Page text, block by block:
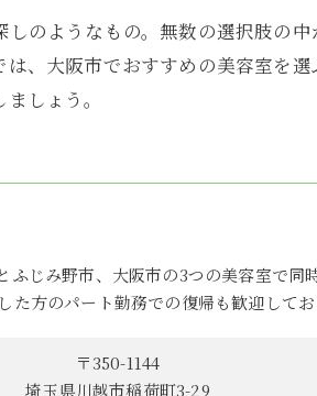
のようなもの。無数の選択肢の
、大阪市でおすすめの美容室を
しょう。
ふじみ野市、大阪市の3つの美容室で
方のパート勤務での復帰も歓迎してお
〒350-1144
埼玉県川越市稲荷町3-29